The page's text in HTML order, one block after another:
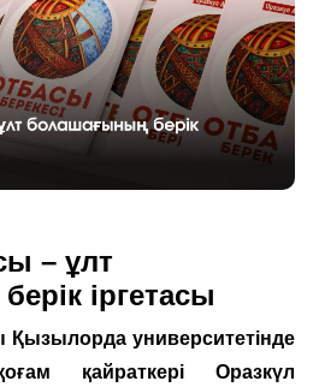
– ұлт
іргетасы
Қызылорда университетінде
қайраткері Оразкүл